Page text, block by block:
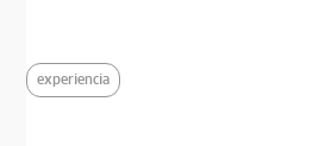
experiencia